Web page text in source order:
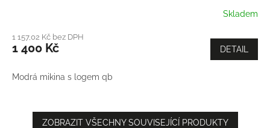
Skladem
1 157,02 Kč bez DPH
1 400 Kč DETAIL
Modrá mikina s logem qb
ZOBRAZIT VŠECHNY SOUVISEJÍCÍ PRODUKTY